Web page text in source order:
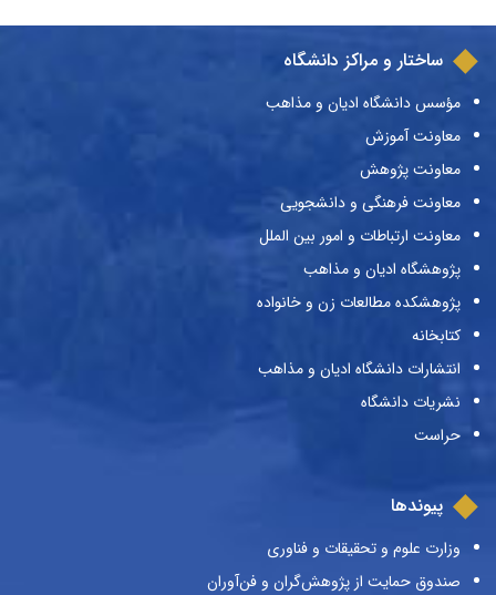
ساختار و مراکز دانشگاه
مؤسس دانشگاه ادیان و مذاهب
معاونت آموزش
معاونت پژوهش
معاونت فرهنگی و دانشجویی
معاونت ارتباطات و امور بین الملل
پژوهشگاه ادیان و مذاهب
پژوهشکده مطالعات زن و خانواده
کتابخانه
انتشارات دانشگاه ادیان و مذاهب
نشریات دانشگاه
حراست
پیوندها
وزارت علوم و تحقیقات و فناوری
صندوق حمایت از پژوهش‌گران و فن‌آوران